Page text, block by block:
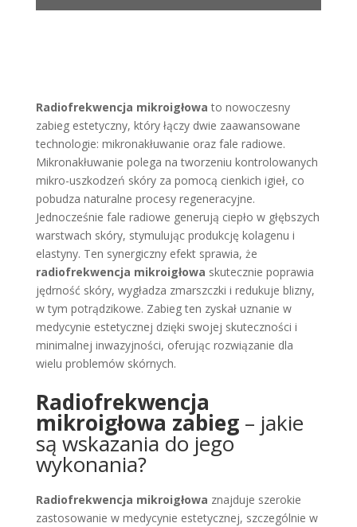
Radiofrekwencja mikroigłowa to nowoczesny
zabieg estetyczny, który łączy dwie zaawansowane
technologie: mikronakłuwanie oraz fale radiowe.
Mikronakłuwanie polega na tworzeniu kontrolowanych
mikro-uszkodzeń skóry za pomocą cienkich igieł, co
pobudza naturalne procesy regeneracyjne.
Jednocześnie fale radiowe generują ciepło w głębszych
warstwach skóry, stymulując produkcję kolagenu i
elastyny. Ten synergiczny efekt sprawia, że
radiofrekwencja mikroigłowa skutecznie poprawia
jędrność skóry, wygładza zmarszczki i redukuje blizny,
w tym potrądzikowe. Zabieg ten zyskał uznanie w
medycynie estetycznej dzięki swojej skuteczności i
minimalnej inwazyjności, oferując rozwiązanie dla
wielu problemów skórnych.
Radiofrekwencja
mikroigłowa zabieg– jakie
są wskazania do jego
wykonania?
Radiofrekwencja mikroigłowa znajduje szerokie
zastosowanie w medycynie estetycznej, szczególnie w